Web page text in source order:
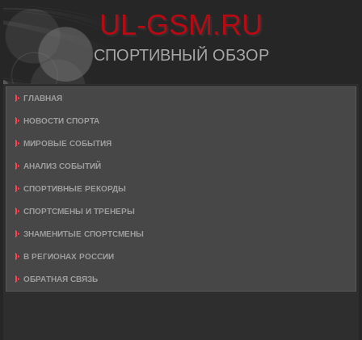
UL-GSM.RU
СПОРТИВНЫЙ ОБЗОР
ГЛАВНАЯ
НОВОСТИ СПОРТА
МИРОВЫЕ СОБЫТИЯ
АНАЛИЗ СОБЫТИЙ
СПОРТИВНЫЕ РЕКОРДЫ
СПОРТСМЕНЫ И ТРЕНЕРЫ
ЗНАМЕНИТЫЕ СПОРТСМЕНЫ
В РЕГИОНАХ РОССИИ
ОБРАТНАЯ СВЯЗЬ